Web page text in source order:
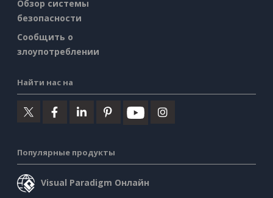
Обзор системы
безопасности
Сообщить о
злоупотреблении
Найти нас на
Популярные продукты
Visual Paradigm Онлайн